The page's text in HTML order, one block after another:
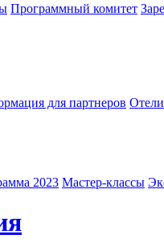
Программный комитет
для партнеров
2023 Мастер-классы